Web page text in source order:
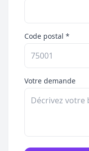
Code postal *
Votre demande